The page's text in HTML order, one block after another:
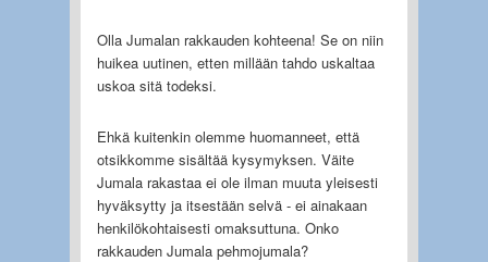
Olla Jumalan rakkauden kohteena! Se on niin
huikea uutinen, etten millään tahdo uskaltaa
uskoa sitä todeksi.
Ehkä kuitenkin olemme huomanneet, että
otsikkomme sisältää kysymyksen. Väite
Jumala rakastaa ei ole ilman muuta yleisesti
hyväksytty ja itsestään selvä - ei ainakaan
henkilökohtaisesti omaksuttuna. Onko
rakkauden Jumala pehmojumala?